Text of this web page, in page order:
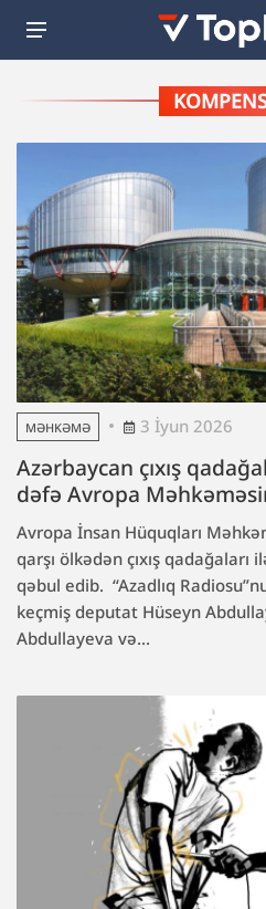
MƏHKƏMƏ 3 İyun 2026
Azərbaycan çıxış
dəfə Avropa
Avropa İnsan Hüquqları
qarşı ölkədən çıxış qadağaları
qəbul edib. “Azadlıq
keçmiş deputat Hüseyn
Abdullayeva və...